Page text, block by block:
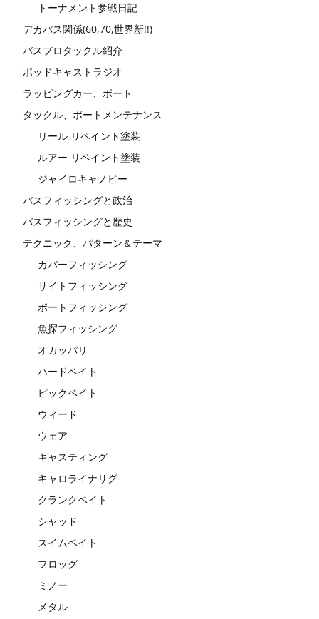
トーナメント参戦日記
デカバス関係(60,70,世界新!!)
バスプロタックル紹介
ポッドキャストラジオ
ラッピングカー、ボート
タックル、ボートメンテナンス
リール リペイント塗装
ルアー リペイント塗装
ジャイロキャノピー
バスフィッシングと政治
バスフィッシングと歴史
テクニック、パターン＆テーマ
カバーフィッシング
サイトフィッシング
ボートフィッシング
魚探フィッシング
オカッパリ
ハードベイト
ビックベイト
ウィード
ウェア
キャスティング
キャロライナリグ
クランクベイト
シャッド
スイムベイト
フロッグ
ミノー
メタル